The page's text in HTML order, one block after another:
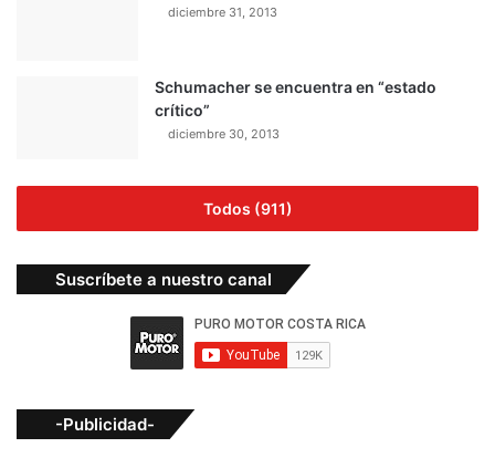
diciembre 31, 2013
Schumacher se encuentra en “estado
crítico”
diciembre 30, 2013
Todos (911)
Suscríbete a nuestro canal
-Publicidad-